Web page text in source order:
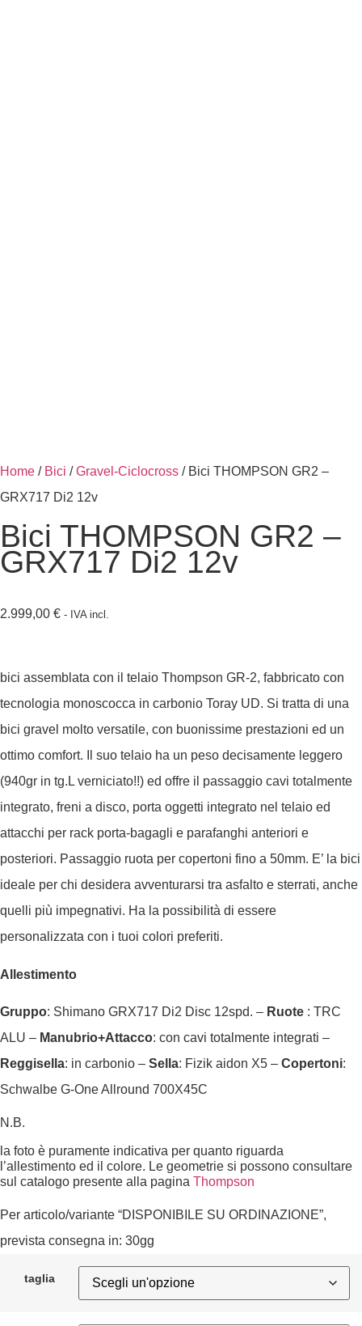
Home / Bici /Gravel-Ciclocross / Bici THOMPSON GR2 –
GRX717 Di2 12v
Bici THOMPSON GR2 –
GRX717 Di2 12v
2.999,00 € - IVA incl.
bici assemblata con il telaio Thompson GR-2, fabbricato con
tecnologia monoscocca in carbonio Toray UD. Si tratta di una
bici gravel molto versatile, con buonissime prestazioni ed un
ottimo comfort. Il suo telaio ha un peso decisamente leggero
(940gr in tg.L verniciato!!) ed offre il passaggio cavi totalmente
integrato, freni a disco, porta oggetti integrato nel telaio ed
attacchi per rack porta-bagagli e parafanghi anteriori e
posteriori. Passaggio ruota per copertoni fino a 50mm. E’ la bici
ideale per chi desidera avventurarsi tra asfalto e sterrati, anche
quelli più impegnativi. Ha la possibilità di essere
personalizzata con i tuoi colori preferiti.
Allestimento
Gruppo: Shimano GRX717 Di2 Disc 12spd. – Ruote : TRC
ALU – Manubrio+Attacco: con cavi totalmente integrati –
Reggisella: in carbonio – Sella: Fizik aidon X5 – Copertoni:
Schwalbe G-One Allround 700X45C
N.B.
la foto è puramente indicativa per quanto riguarda
l’allestimento ed il colore. Le geometrie si possono consultare
sul catalogo presente alla pagina Thompson
Per articolo/variante “DISPONIBILE SU ORDINAZIONE”,
prevista consegna in: 30gg
taglia